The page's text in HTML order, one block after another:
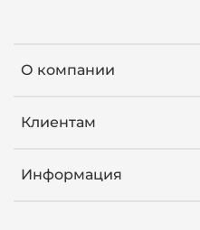
О компании
Клиентам
Информация